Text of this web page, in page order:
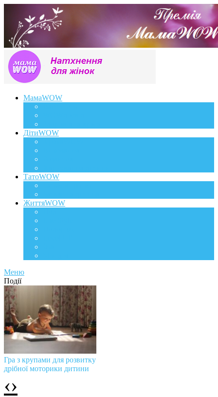
МамаWOW
ДітиWOW
ТатоWOW
ЖиттяWOW
Меню
Події
Гра з крупами для розвитку
дрібної моторики дитини
‹›